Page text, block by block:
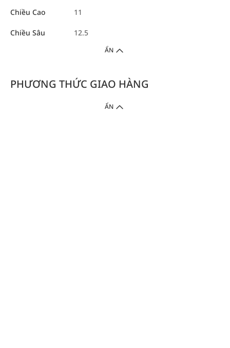
Chiều Cao 11
Chiều Sâu 12.5
ẨN
PHƯƠNG THỨC GIAO HÀNG
ẨN